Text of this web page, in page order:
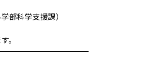
部科学支援課）
。